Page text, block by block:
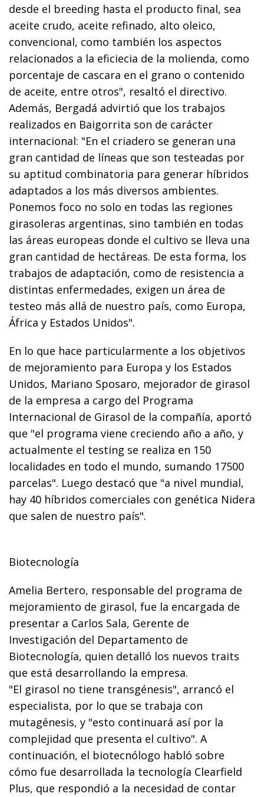
desde el breeding hasta el producto final, sea
aceite crudo, aceite refinado, alto oleico,
convencional, como también los aspectos
relacionados a la eficiecia de la molienda, como
porcentaje de cascara en el grano o contenido
de aceite, entre otros", resaltó el directivo.
Además, Bergadá advirtió que los trabajos
realizados en Baigorrita son de carácter
internacional: "En el criadero se generan una
gran cantidad de líneas que son testeadas por
su aptitud combinatoria para generar híbridos
adaptados a los más diversos ambientes.
Ponemos foco no solo en todas las regiones
girasoleras argentinas, sino también en todas
las áreas europeas donde el cultivo se lleva una
gran cantidad de hectáreas. De esta forma, los
trabajos de adaptación, como de resistencia a
distintas enfermedades, exigen un área de
testeo más allá de nuestro país, como Europa,
África y Estados Unidos".
En lo que hace particularmente a los objetivos
de mejoramiento para Europa y los Estados
Unidos, Mariano Sposaro, mejorador de girasol
de la empresa a cargo del Programa
Internacional de Girasol de la compañía, aportó
que "el programa viene creciendo año a año, y
actualmente el testing se realiza en 150
localidades en todo el mundo, sumando 17500
parcelas". Luego destacó que "a nivel mundial,
hay 40 híbridos comerciales con genética Nidera
que salen de nuestro país".
Biotecnología
Amelia Bertero, responsable del programa de
mejoramiento de girasol, fue la encargada de
presentar a Carlos Sala, Gerente de
Investigación del Departamento de
Biotecnología, quien detalló los nuevos traits
que está desarrollando la empresa.
"El girasol no tiene transgénesis", arrancó el
especialista, por lo que se trabaja con
mutagénesis, y "esto continuará así por la
complejidad que presenta el cultivo". A
continuación, el biotecnólogo habló sobre
cómo fue desarrollada la tecnología Clearfield
Plus, que respondió a la necesidad de contar